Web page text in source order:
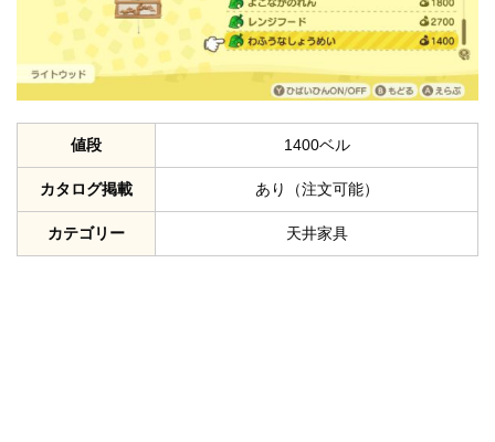
値段 1400ベル
カタログ掲載 あり（注文可能）
カテゴリー 天井家具